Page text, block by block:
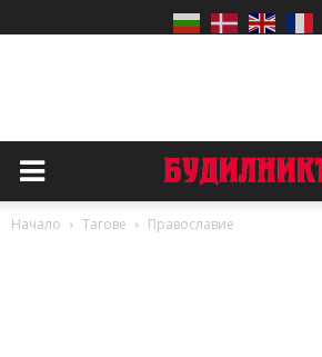
Начало Тагове Православие